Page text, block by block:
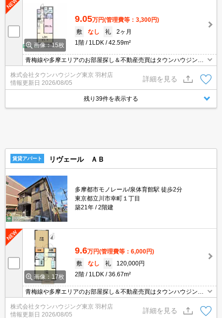
画像：15枚
9.05万円(管理費等：3,300円)
敷
なし 礼
2ヶ月
1階
1LDK 42.59m²
青梅線や多摩エリアのお部屋探し＆不動産売買はタウンハウジング
羽村店にお任せを！ご来店時無料駐車場ご用意あります！
株式会社タウンハウジング東京 羽村店
情報更新日 2026/08/05
詳細を見る
残り39件を表示する
賃貸アパート リヴェール ＡＢ
多摩都市モノレール/泉体育館駅 徒歩2分
東京都立川市幸町１丁目
築21年
2階建
画像：17枚
9.6万円(管理費等：6,000円)
敷
なし 礼
120,000円
2階
1LDK 36.67m²
青梅線や多摩エリアのお部屋探し＆不動産売買はタウンハウジング
羽村店にお任せを！ご来店時無料駐車場ご用意あります！
株式会社タウンハウジング東京 羽村店
情報更新日 2026/08/05
詳細を見る